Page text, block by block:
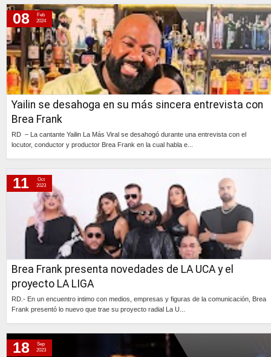
Yailin se desahoga en su más sincera entrevista con
Brea Frank
RD – La cantante Yailin La Más Viral se desahogó durante una entrevista con el
locutor, conductor y productor Brea Frank en la cual habla e...
08
Feb
2024
Brea Frank presenta novedades de LA UCA y el
proyecto LA LIGA
RD.- En un encuentro intimo con medios, empresas y figuras de la comunicación, Brea
Frank presentó lo nuevo que trae su proyecto radial La U...
11
Oct
2023
18
Sep
2023